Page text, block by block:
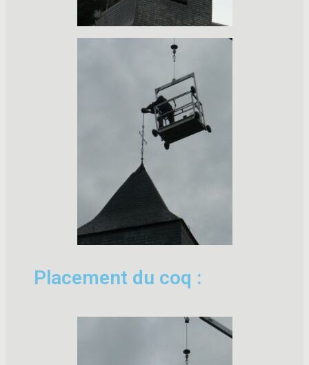
Placement du coq :